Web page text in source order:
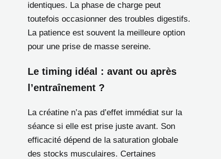
identiques. La phase de charge peut
toutefois occasionner des troubles digestifs.
La patience est souvent la meilleure option
pour une prise de masse sereine.
Le timing idéal : avant ou après
l’entraînement ?
La créatine n’a pas d’effet immédiat sur la
séance si elle est prise juste avant. Son
efficacité dépend de la saturation globale
des stocks musculaires. Certaines